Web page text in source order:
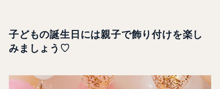
子どもの誕生日には親子で飾り付けを楽し
みましょう♡